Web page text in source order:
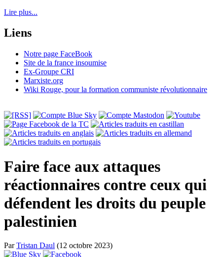
Lire plus...
Liens
Notre page FaceBook
Site de la france insoumise
Ex-Groupe CRI
Marxiste.org
Wiki Rouge, pour la formation communiste révolutionnaire
Faire face aux attaques
réactionnaires contre ceux qui
défendent les droits du peuple
palestinien
ParTristan Daul (12 octobre 2023)